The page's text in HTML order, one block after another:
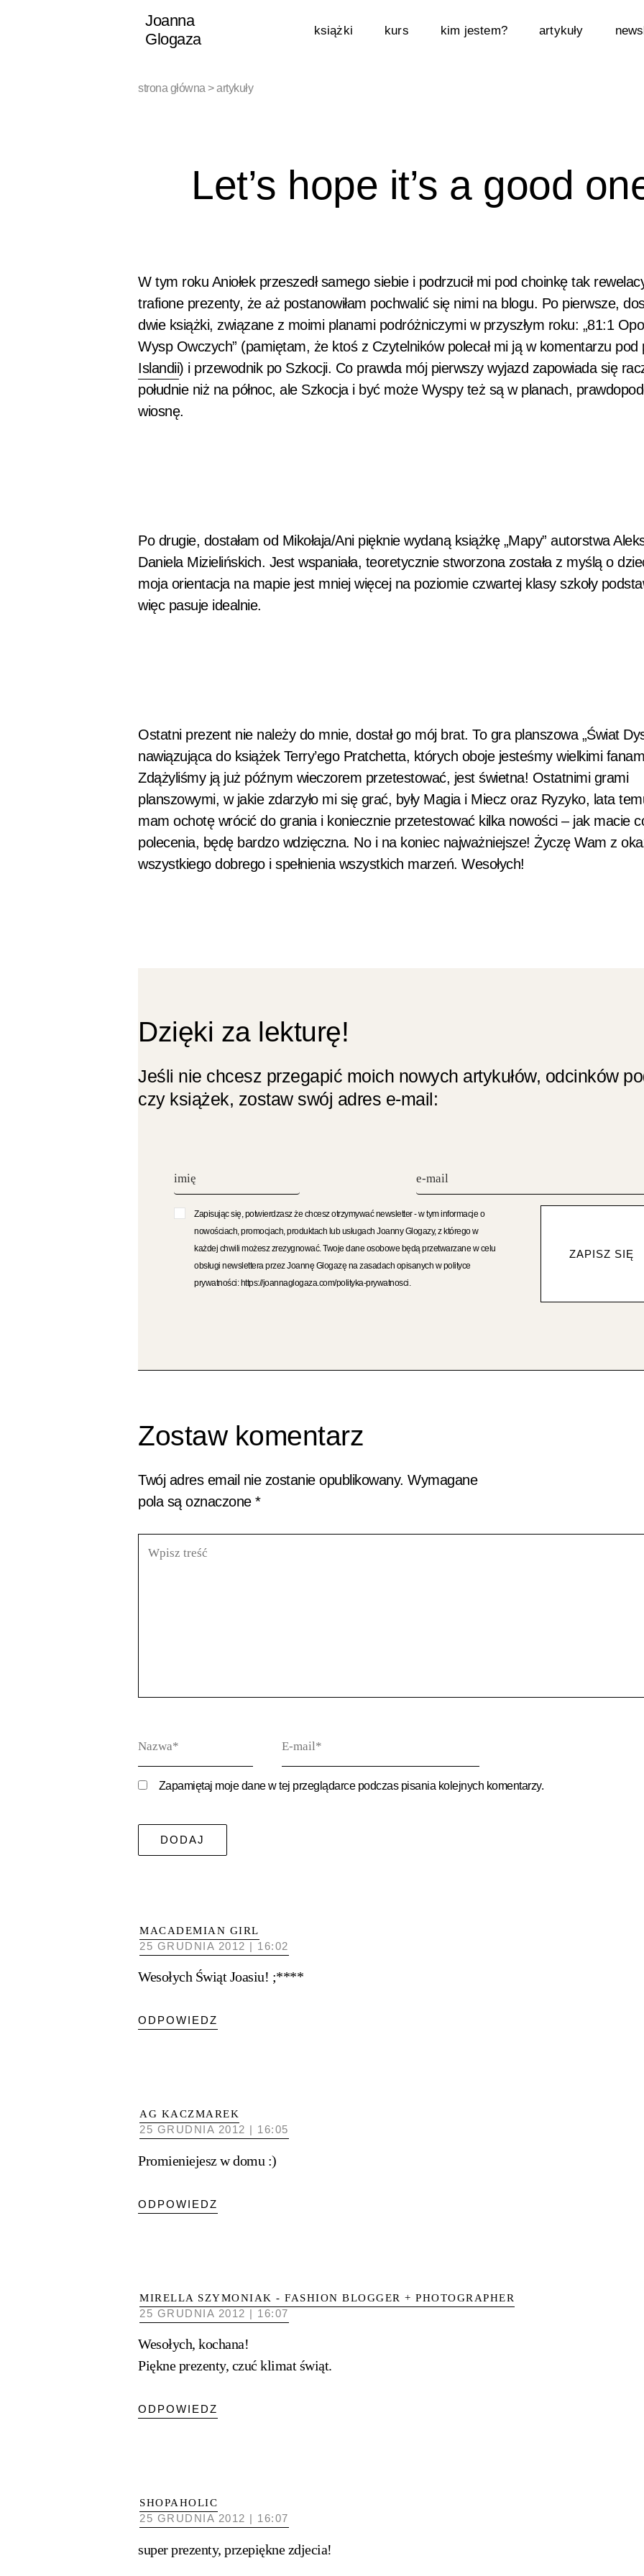
do
Joanna
Glogaza
książki kurs kim jestem? artykuły
strona główna >artykuły
Let’s hope it’s a good
W tym roku Aniołek przeszedł samego siebie i podrzucił mi pod choinkę tak
trafione prezenty, że aż postanowiłam pochwalić się nimi na blogu. Po pierwsze,
dwie książki, związane z moimi planami podróżniczymi w przyszłym roku: „81:1
Wysp Owczych” (pamiętam, że ktoś z Czytelników polecał mi ją w komentarzu pod
Islandii) i przewodnik po Szkocji. Co prawda mój pierwszy wyjazd zapowiada się
południe niż na północ, ale Szkocja i być może Wyspy też są w planach,
wiosnę.
Po drugie, dostałam od Mikołaja/Ani pięknie wydaną książkę „Mapy” autorstwa
Daniela Mizielińskich. Jest wspaniała, teoretycznie stworzona została z myślą o
moja orientacja na mapie jest mniej więcej na poziomie czwartej klasy szkoły
więc pasuje idealnie.
Ostatni prezent nie należy do mnie, dostał go mój brat. To gra planszowa „Świat
nawiązująca do książek Terry’ego Pratchetta, których oboje jesteśmy wielkimi
Zdążyliśmy ją już późnym wieczorem przetestować, jest świetna! Ostatnimi grami
planszowymi, w jakie zdarzyło mi się grać, były Magia i Miecz oraz Ryzyko, lata
mam ochotę wrócić do grania i koniecznie przetestować kilka nowości – jak macie
polecenia, będę bardzo wdzięczna. No i na koniec najważniejsze! Życzę Wam z
wszystkiego dobrego i spełnienia wszystkich marzeń. Wesołych!
Dzięki za lekturę!
Jeśli nie chcesz przegapić moich nowych artykułów, odcinków
czy książek, zostaw swój adres e-mail:
Zapisując się, potwierdzasz że chcesz otrzymywać newsletter - w tym informacje o
nowościach, promocjach, produktach lub usługach Joanny Glogazy, z którego w
każdej chwili możesz zrezygnować. Twoje dane osobowe będą przetwarzane w celu
obsługi newslettera przez Joannę Glogazę na zasadach opisanych w polityce
prywatności: https://joannaglogaza.com/polityka-prywatnosci.
ZAPISZ SIĘ
MACADEMIAN GIRL
25 GRUDNIA 2012 | 16:02
Wesołych Świąt Joasiu! ;****
ODPOWIEDZ
AG KACZMAREK
25 GRUDNIA 2012 | 16:05
Promieniejesz w domu :)
ODPOWIEDZ
MIRELLA SZYMONIAK - FASHION BLOGGER + PHOTOGRAPHER
25 GRUDNIA 2012 | 16:07
Wesołych, kochana!
Piękne prezenty, czuć klimat świąt.
ODPOWIEDZ
SHOPAHOLIC
25 GRUDNIA 2012 | 16:07
super prezenty, przepiękne zdjecia!
Zostaw komentarz
Twój adres email nie zostanie opublikowany. Wymagane
pola są oznaczone *
Zapamiętaj moje dane w tej przeglądarce podczas pisania kolejnych komentarzy.